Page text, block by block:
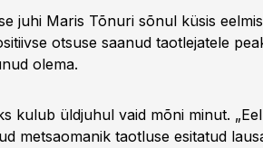
juhi Maris Tõnuri sõnul küsis
otsuse saanud taotlejatele
olema.
kulub üldjuhul vaid mõni minut.
metsaomanik taotluse esitatud